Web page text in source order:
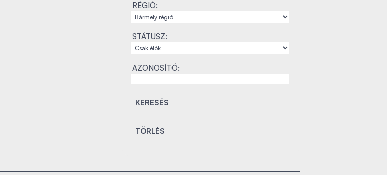
RÉGIÓ:
STÁTUSZ:
AZONOSÍTÓ: